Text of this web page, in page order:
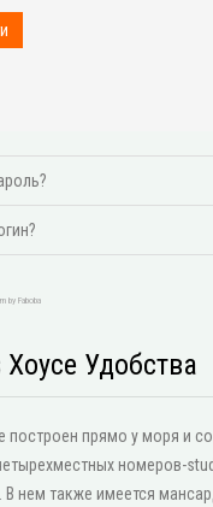
by Faboba
Удобства
построен прямо у моря и
номеров-
В нем также имеется